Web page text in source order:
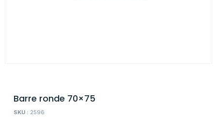
Barre ronde 70×75
SKU : 2596